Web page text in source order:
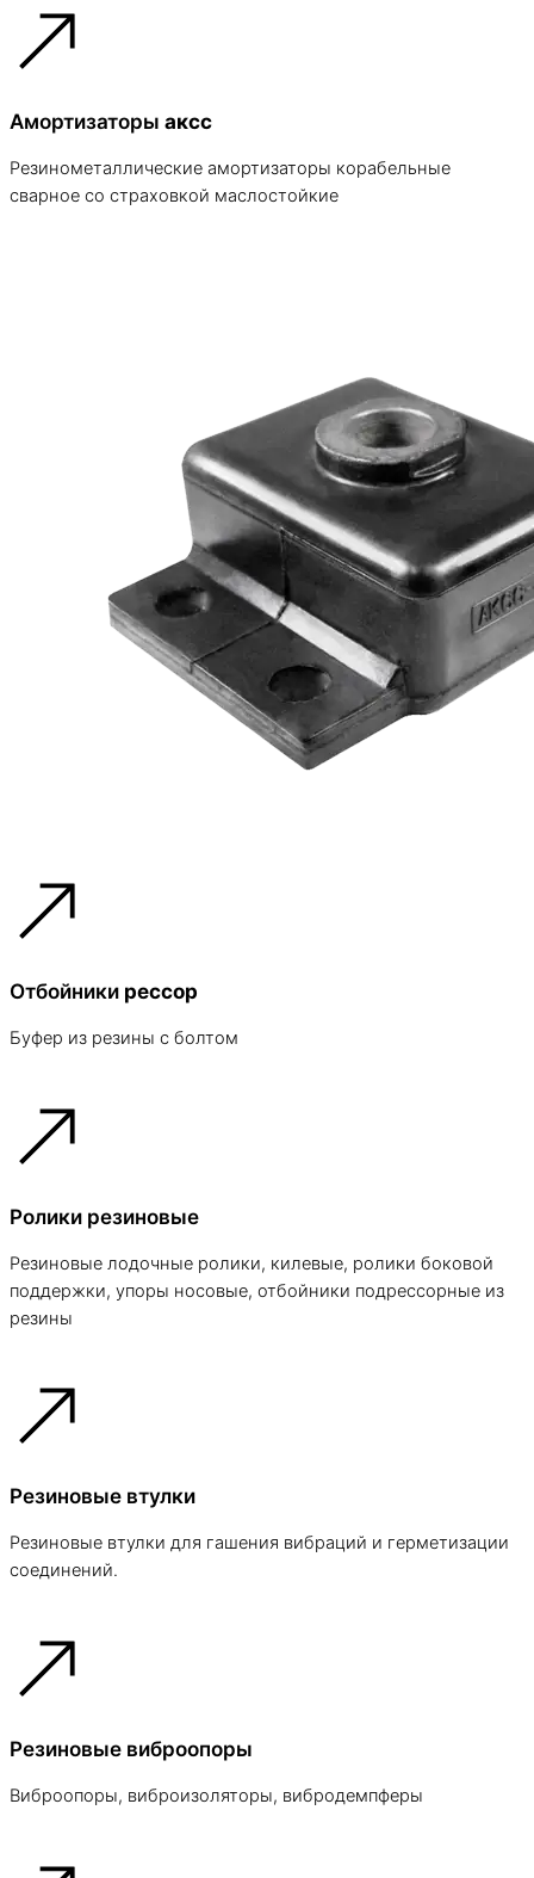
Амортизаторы аксс
Резинометаллические амортизаторы корабельные
сварное со страховкой маслостойкие
Отбойники рессор
Буфер из резины с болтом
Ролики резиновые
Резиновые лодочные ролики, килевые, ролики боковой
поддержки, упоры носовые, отбойники подрессорные из
резины
Резиновые втулки
Резиновые втулки для гашения вибраций и герметизации
соединений.
Резиновые виброопоры
Виброопоры, виброизоляторы, вибродемпферы